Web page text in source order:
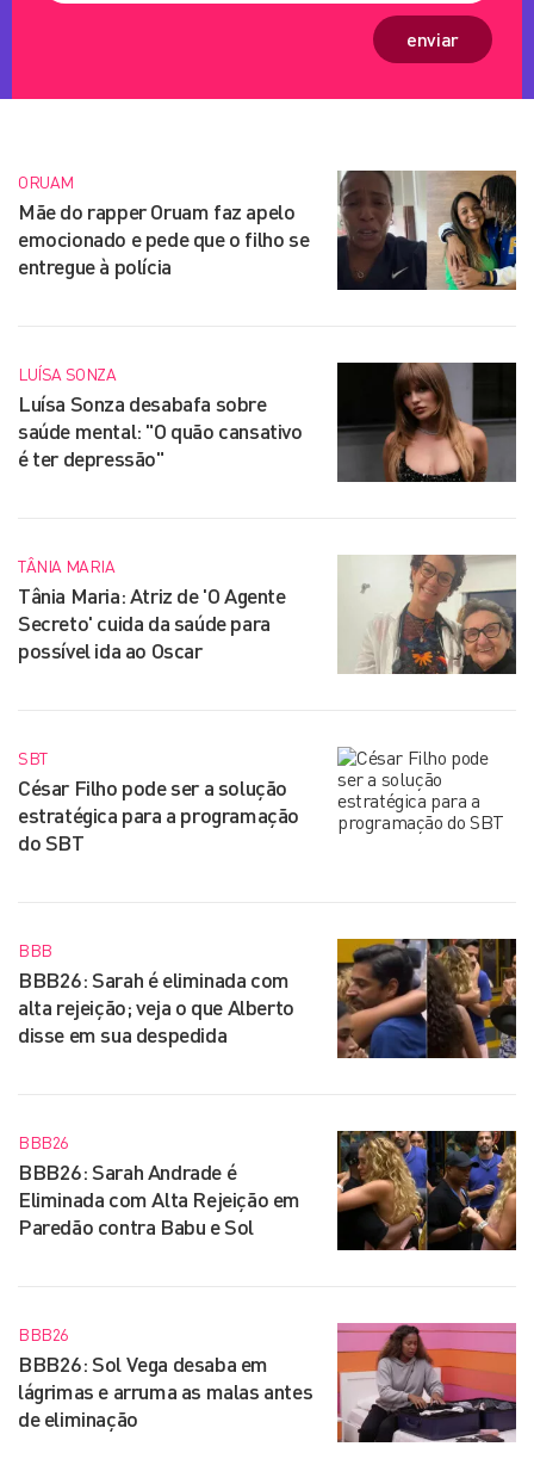
enviar
ORUAM
Mãe do rapper Oruam faz apelo
emocionado e pede que o filho se
entregue à polícia
LUÍSA SONZA
Luísa Sonza desabafa sobre
saúde mental: "O quão cansativo
é ter depressão"
TÂNIA MARIA
Tânia Maria: Atriz de 'O Agente
Secreto' cuida da saúde para
possível ida ao Oscar
SBT
César Filho pode ser a solução
estratégica para a programação
do SBT
BBB
BBB26: Sarah é eliminada com
alta rejeição; veja o que Alberto
disse em sua despedida
BBB26
BBB26: Sarah Andrade é
Eliminada com Alta Rejeição em
Paredão contra Babu e Sol
BBB26
BBB26: Sol Vega desaba em
lágrimas e arruma as malas antes
de eliminação